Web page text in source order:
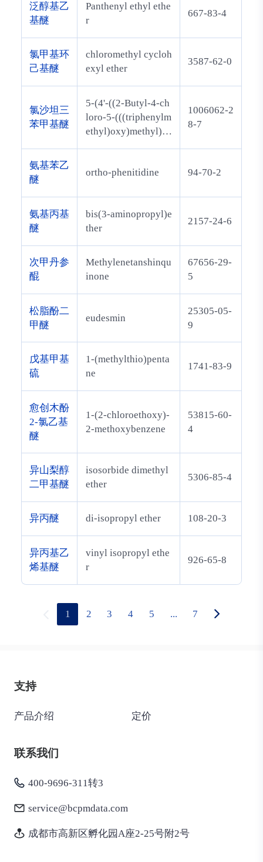
泛醇基乙
基醚
Panthenyl ethyl ethe
r
667-83-4
氯甲基环
己基醚
chloromethyl cycloh
exyl ether
3587-62-0
氯沙坦三
苯甲基醚
5-(4'-((2-Butyl-4-ch
loro-5-(((triphenylm
ethyl)oxy)methyl)-1
1H-tetrazole
1006062-2
8-7
氨基苯乙
醚
ortho-phenitidine 94-70-2
氨基丙基
醚
bis(3-aminopropyl)e
ther
2157-24-6
次甲丹参
醌
Methylenetanshinqu
inone
67656-29-
5
松脂酚二
甲醚
eudesmin
25305-05-
9
戊基甲基
硫
1-(methylthio)penta
ne
1741-83-9
愈创木酚
2-氯乙基
醚
1-(2-chloroethoxy)-
2-methoxybenzene
53815-60-
4
异山梨醇
二甲基醚
isosorbide dimethyl
ether
5306-85-4
异丙醚 di-isopropyl ether 108-20-3
异丙基乙
烯基醚
vinyl isopropyl ethe
r
926-65-8
1 2 3 4 5 ... 7
支持
产品介绍 定价
联系我们
400-9696-311转3
service@bcpmdata.com
成都市高新区孵化园A座2-25号附2号